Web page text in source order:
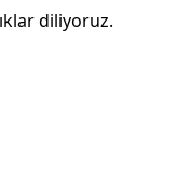
diliyoruz.